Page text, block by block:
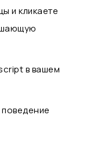
и кликаете
в вашем